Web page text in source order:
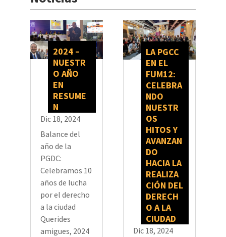
2024 –
NUESTR
O AÑO
EN
RESUME
N
Dic 18, 2024
Balance del
año de la
PGDC:
Celebramos 10
años de lucha
por el derecho
a la ciudad
Querides
amigues, 2024
LA PGCC
EN EL
FUM12:
CELEBRA
NDO
NUESTR
OS
HITOS Y
AVANZAN
DO
HACIA LA
REALIZA
CIÓN DEL
DERECH
O A LA
CIUDAD
Dic 18, 2024